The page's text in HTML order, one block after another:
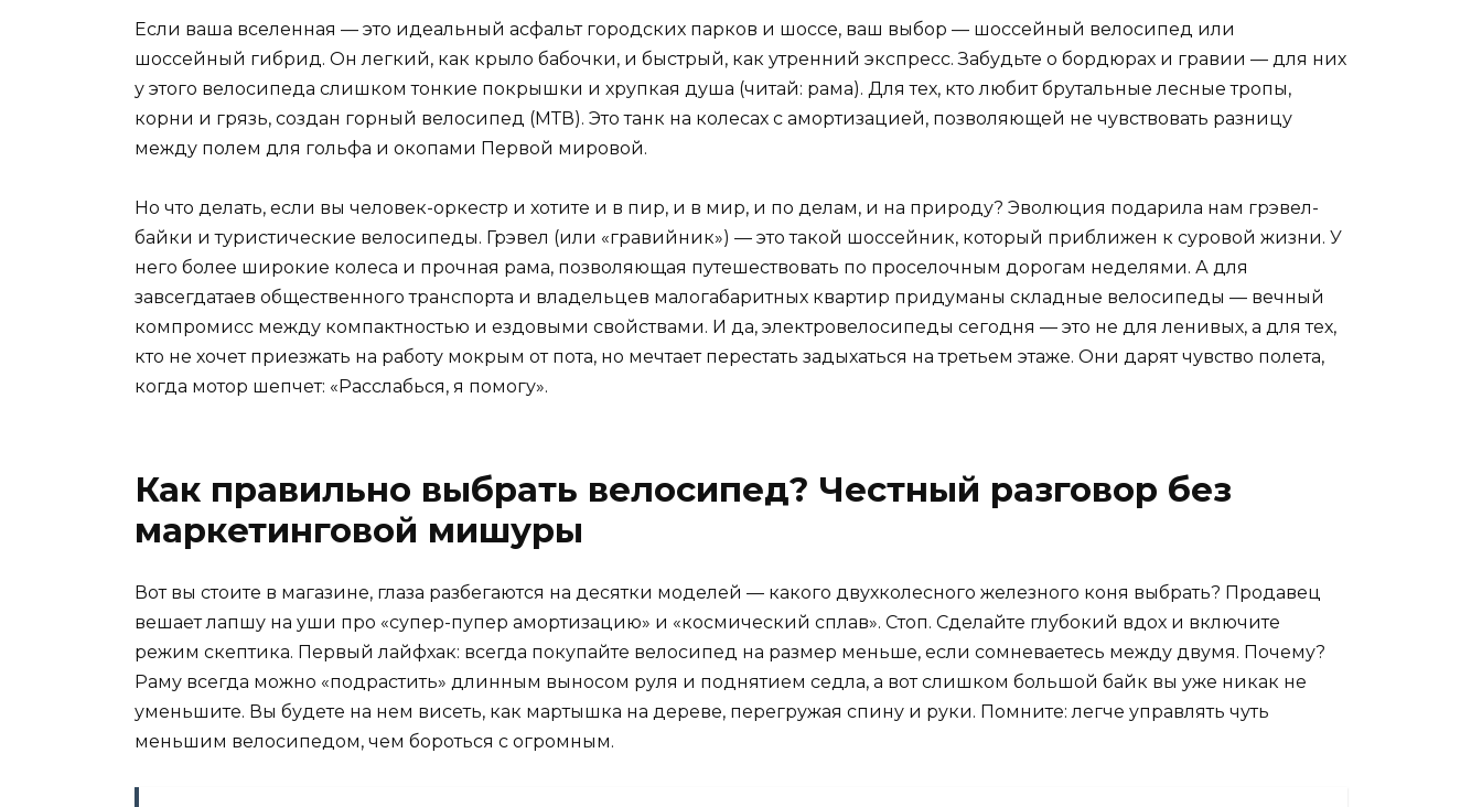
Если ваша вселенная — это идеальный асфальт городских парков и шоссе, ваш выбор — шоссейный велосипед или
шоссейный гибрид. Он легкий, как крыло бабочки, и быстрый, как утренний экспресс. Забудьте о бордюрах и гравии — для них
у этого велосипеда слишком тонкие покрышки и хрупкая душа (читай: рама). Для тех, кто любит брутальные лесные тропы,
корни и грязь, создан горный велосипед (МТВ). Это танк на колесах с амортизацией, позволяющей не чувствовать разницу
между полем для гольфа и окопами Первой мировой.
Но что делать, если вы человек-оркестр и хотите и в пир, и в мир, и по делам, и на природу? Эволюция подарила нам грэвел-
байки и туристические велосипеды. Грэвел (или «гравийник») — это такой шоссейник, который приближен к суровой жизни. У
него более широкие колеса и прочная рама, позволяющая путешествовать по проселочным дорогам неделями. А для
завсегдатаев общественного транспорта и владельцев малогабаритных квартир придуманы складные велосипеды — вечный
компромисс между компактностью и ездовыми свойствами. И да, электровелосипеды сегодня — это не для ленивых, а для тех,
кто не хочет приезжать на работу мокрым от пота, но мечтает перестать задыхаться на третьем этаже. Они дарят чувство полета,
когда мотор шепчет: «Расслабься, я помогу».
Как правильно выбрать велосипед? Честный разговор без
маркетинговой мишуры
Вот вы стоите в магазине, глаза разбегаются на десятки моделей — какого двухколесного железного коня выбрать? Продавец
вешает лапшу на уши про «супер-пупер амортизацию» и «космический сплав». Стоп. Сделайте глубокий вдох и включите
режим скептика. Первый лайфхак: всегда покупайте велосипед на размер меньше, если сомневаетесь между двумя. Почему?
Раму всегда можно «подрастить» длинным выносом руля и поднятием седла, а вот слишком большой байк вы уже никак не
уменьшите. Вы будете на нем висеть, как мартышка на дереве, перегружая спину и руки. Помните: легче управлять чуть
меньшим велосипедом, чем бороться с огромным.